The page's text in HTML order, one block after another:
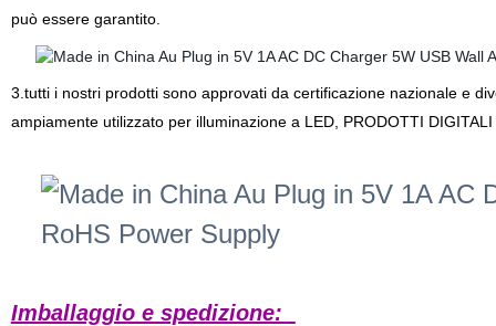
può essere garantito.
3.tutti i nostri prodotti sono approvati da certificazione nazionale e
ampiamente utilizzato per illuminazione a LED, PRODOTTI
Imballaggio e spedizione: